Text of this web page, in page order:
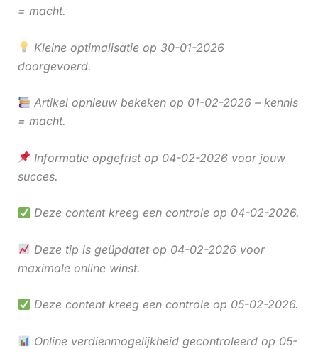
= macht.
Kleine optimalisatie op 30-01-2026
doorgevoerd.
Artikel opnieuw bekeken op 01-02-2026 – kennis
= macht.
Informatie opgefrist op 04-02-2026 voor jouw
succes.
Deze content kreeg een controle op 04-02-2026.
Deze tip is geüpdatet op 04-02-2026 voor
maximale online winst.
Deze content kreeg een controle op 05-02-2026.
Online verdienmogelijkheid gecontroleerd op 05-